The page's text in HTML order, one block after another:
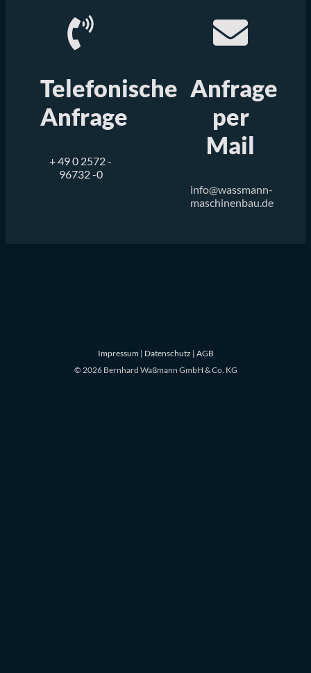
Telefonische
Anfrage
+ 49 0 2572 -
96732 -0
Anfrage
per
Mail
info@wassmann-
maschinenbau.de
Impressum| Datenschutz | AGB
© 2026 Bernhard Waßmann GmbH & Co. KG